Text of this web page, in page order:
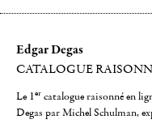
Edgar Degas
CATALOGUE
Le 1er catalogue raisonné en
Degas par Michel Schulman,